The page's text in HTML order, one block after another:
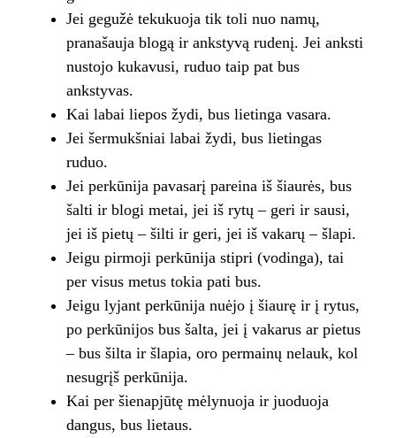
Jei gegužė tekukuoja tik toli nuo namų,
pranašauja blogą ir ankstyvą rudenį. Jei anksti
nustojo kukavusi, ruduo taip pat bus
ankstyvas.
Kai labai liepos žydi, bus lietinga vasara.
Jei šermukšniai labai žydi, bus lietingas
ruduo.
Jei perkūnija pavasarį pareina iš šiaurės, bus
šalti ir blogi metai, jei iš rytų – geri ir sausi,
jei iš pietų – šilti ir geri, jei iš vakarų – šlapi.
Jeigu pirmoji perkūnija stipri (vodinga), tai
per visus metus tokia pati bus.
Jeigu lyjant perkūnija nuėjo į šiaurę ir į rytus,
po perkūnijos bus šalta, jei į vakarus ar pietus
– bus šilta ir šlapia, oro permainų nelauk, kol
nesugrįš perkūnija.
Kai per šienapjūtę mėlynuoja ir juoduoja
dangus, bus lietaus.